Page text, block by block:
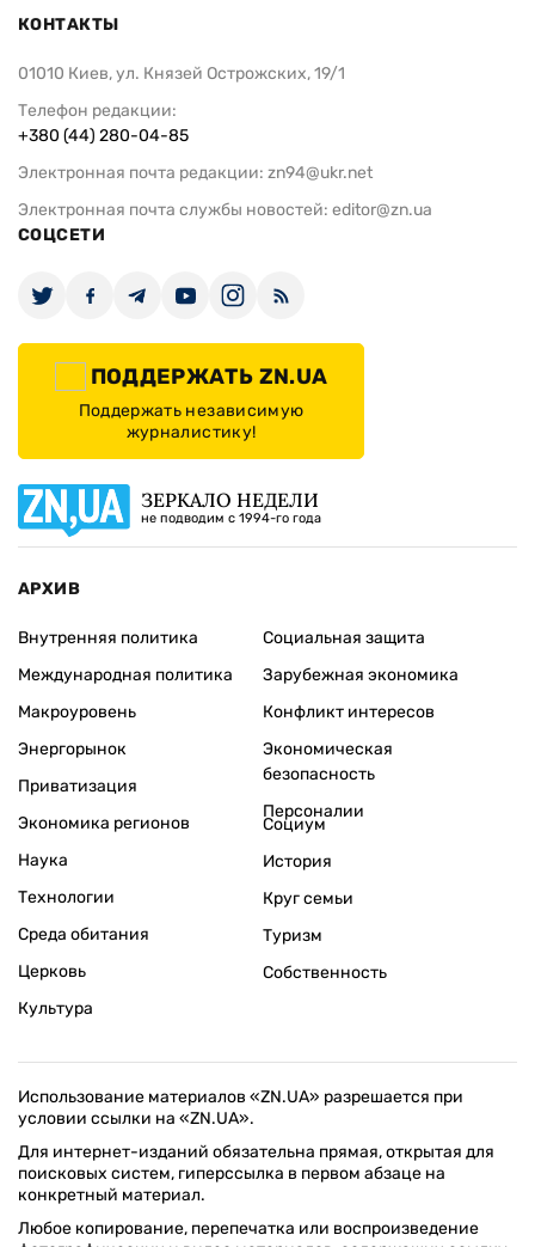
КОНТАКТЫ
01010 Киев, ул. Князей Острожских, 19/1
Телефон редакции:
+380 (44) 280-04-85
Электронная почта редакции: zn94@ukr.net
Электронная почта службы новостей: editor@zn.ua
СОЦСЕТИ
ПОДДЕРЖАТЬ ZN.UA
Поддержать независимую
журналистику!
ЗЕРКАЛО НЕДЕЛИ
не подводим с 1994-го года
АРХИВ
Внутренняя политика
Международная политика
Макроуровень
Энергорынок
Приватизация
Экономика регионов
Социальная защита
Зарубежная экономика
Конфликт интересов
Экономическая
безопасность
Персоналии
Наука
Технологии
Среда обитания
Церковь
Культура
Социум
История
Круг семьи
Туризм
Собственность
Использование материалов «ZN.UA» разрешается при
условии ссылки на «ZN.UA».
Для интернет-изданий обязательна прямая, открытая для
поисковых систем, гиперссылка в первом абзаце на
конкретный материал.
Любое копирование, перепечатка или воспроизведение